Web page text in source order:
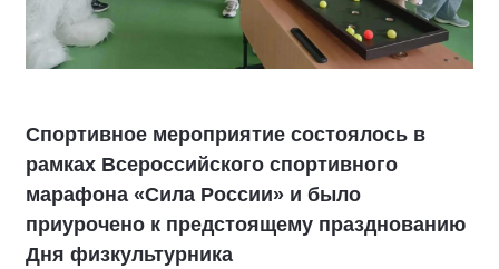
Спортивное мероприятие состоялось в
рамках Всероссийского спортивного
марафона «Сила России» и было
приурочено к предстоящему празднованию
Дня физкультурника